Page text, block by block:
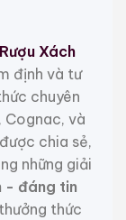
Đài Quý
Sao – Cáp
Nghị 2021
/ 53%
(0 đánh giá)
₫
Hotline
Rượu Xách
định và tư
chuyên
Cognac, và
chia sẻ,
những giải
- đáng tin
thức